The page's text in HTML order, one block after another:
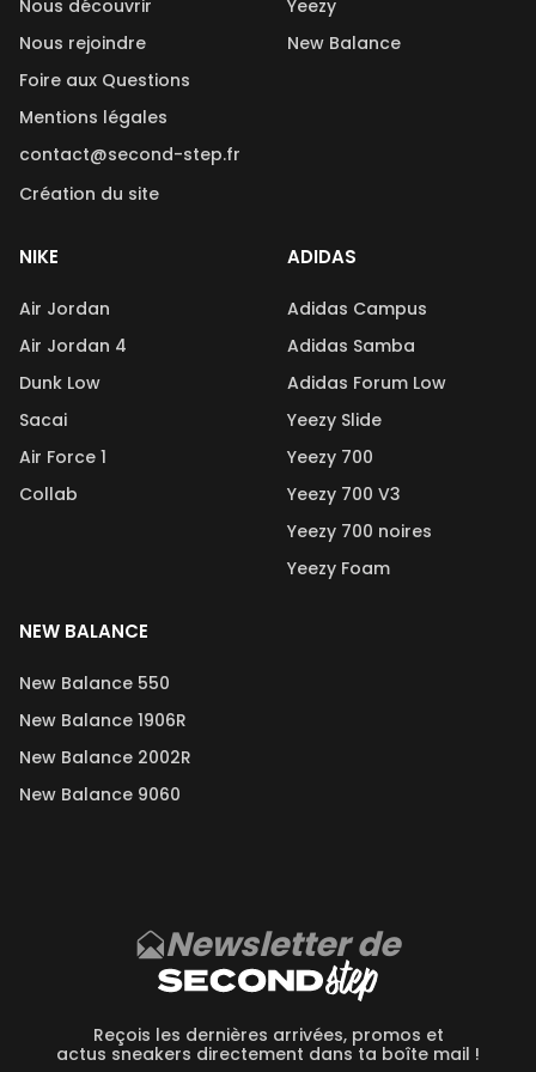
Nous découvrir
Nous rejoindre
Foire aux Questions
Mentions légales
contact@second-step.fr
Création du site
Yeezy
New Balance
NIKE
Air Jordan
Air Jordan 4
Dunk Low
Sacai
Air Force 1
Collab
ADIDAS
Adidas Campus
Adidas Samba
Adidas Forum Low
Yeezy Slide
Yeezy 700
Yeezy 700 V3
Yeezy 700 noires
Yeezy Foam
NEW BALANCE
New Balance 550
New Balance 1906R
New Balance 2002R
New Balance 9060
Newsletter de
Reçois les dernières arrivées, promos et
actus sneakers directement dans ta boîte mail !